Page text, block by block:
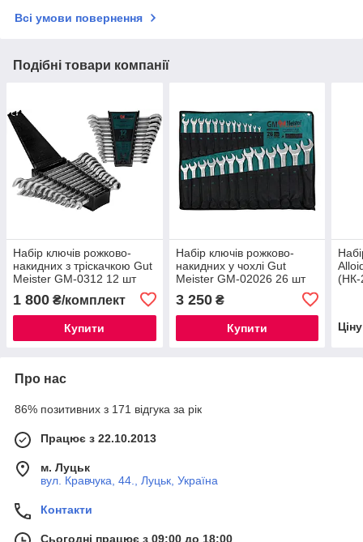
Всі умови повернення
Подібні товари компанії
Набір ключів рожково-
накидних з тріскачкою Gut
Meister GM-0312 12 шт
1 800 ₴/комплект
Купити
Набір ключів рожково-
накидних у чохлі Gut
Meister GM-02026 26 шт
3 250₴
Купити
Про нас
86% позитивних з 171 відгука за рік
Працює з 22.10.2013
м. Луцьк
вул. Кравчука, 44., Луцьк, Україна
Контакти
Сьогодні працює з 09:00 до 18:00